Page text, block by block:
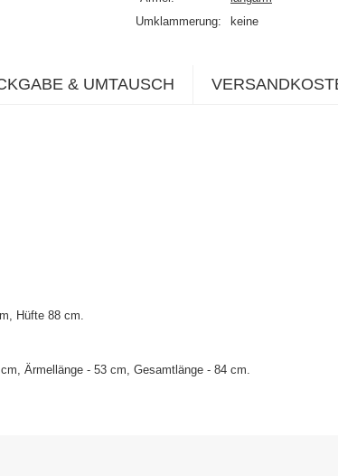
Umklammerung
keine
& UMTAUSCH
Hüfte 88 cm.
Ärmellänge - 53 cm, Gesamtlänge - 84 cm.